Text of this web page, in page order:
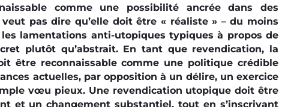
comme une possibilité ancrée dans des
pas dire qu’elle doit être « réaliste » – du moins
lamentations anti-utopiques typiques à propos de
plutôt qu’abstrait. En tant que revendication, la
être reconnaissable comme une politique crédible
actuelles, par opposition à un délire, un exercice
vœu pieux. Une revendication utopique doit être
et un changement substantiel, tout en s’inscrivant